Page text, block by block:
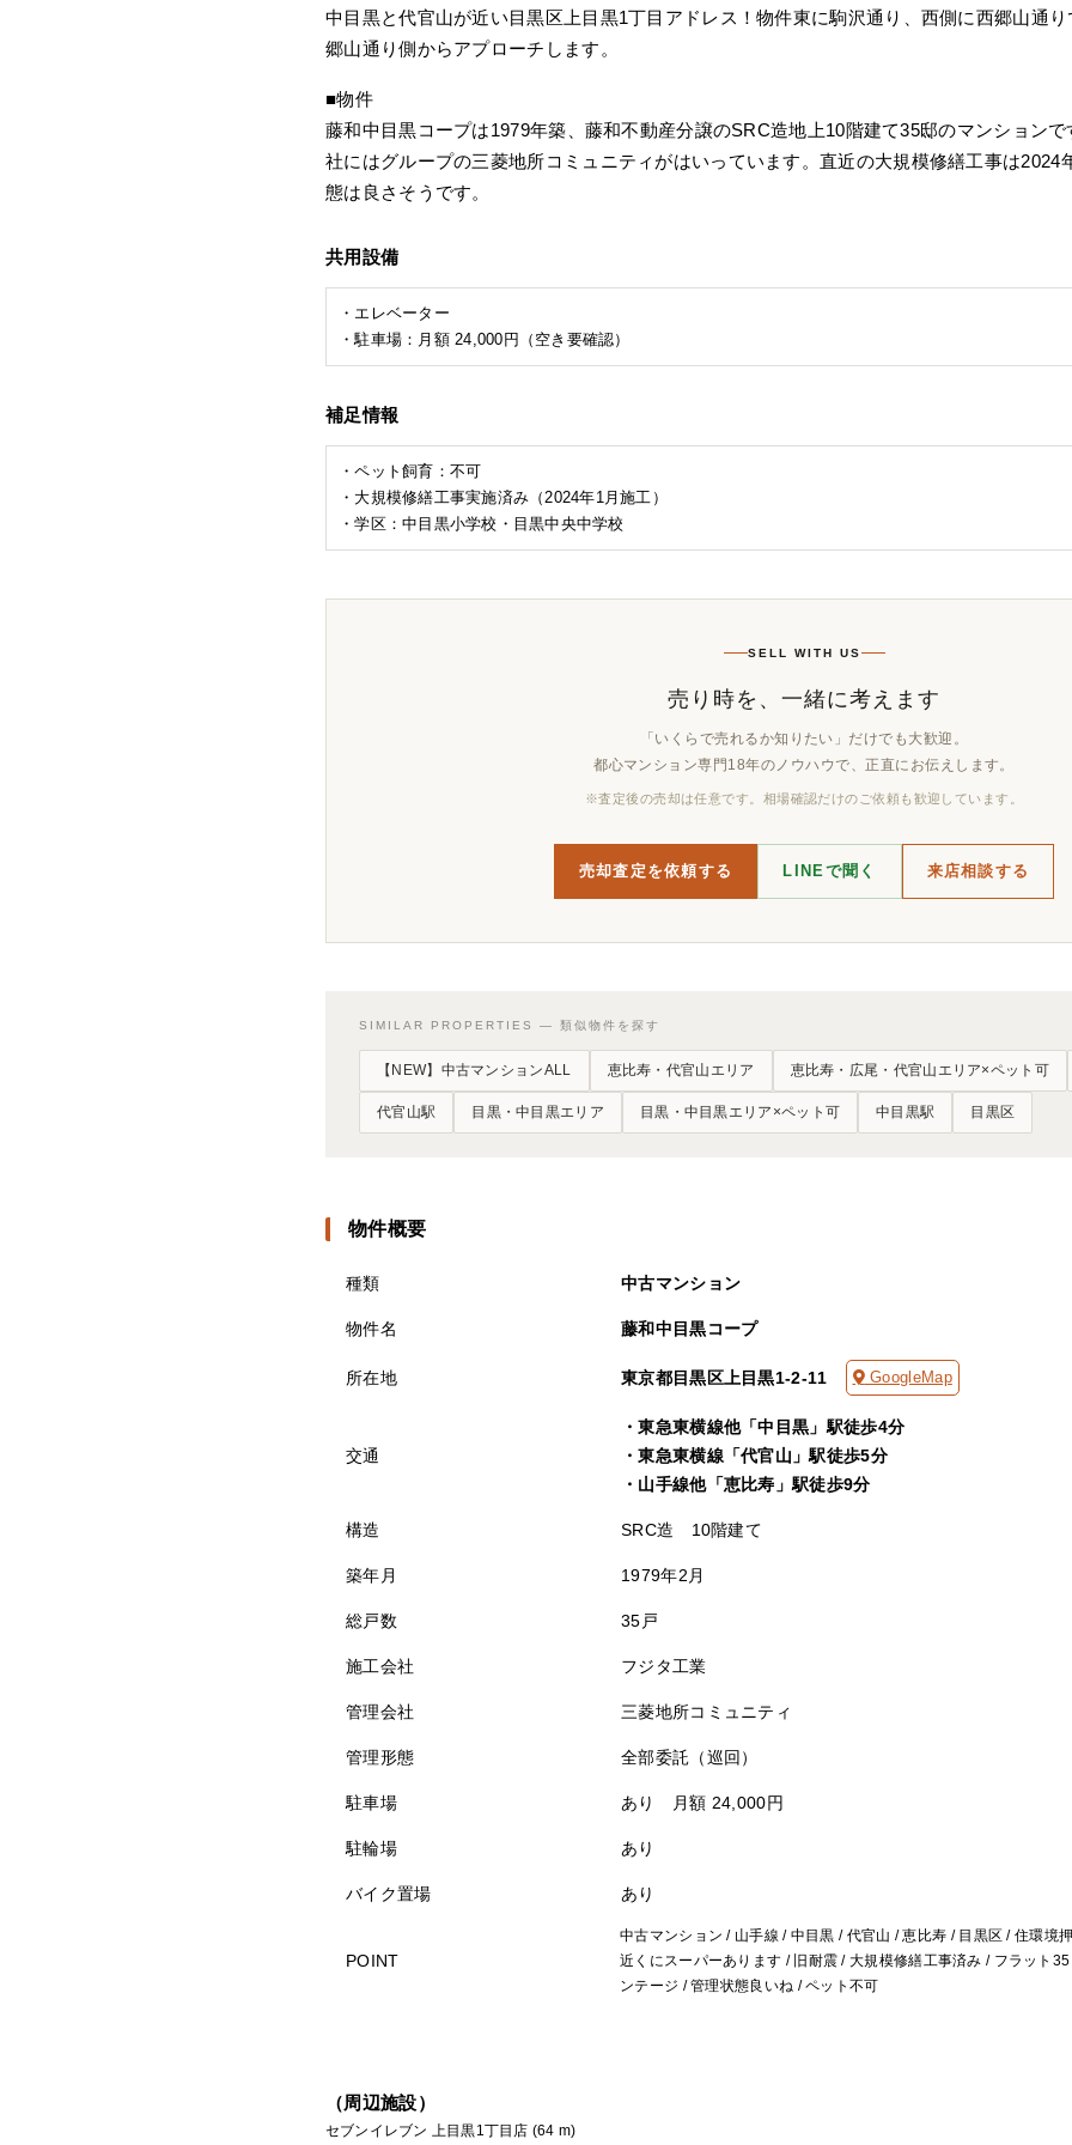
中目黒と代官山が近い目黒区上目黒1丁目アドレス！物件東に駒沢通り、西側に西郷山通
郷山通り側からアプローチします。
■物件
藤和中目黒コープは1979年築、藤和不動産分譲のSRC造地上10階建て35邸のマンション
社にはグループの三菱地所コミュニティがはいっています。直近の大規模修繕工事は2024
態は良さそうです。
共用設備
・エレベーター
・駐車場：月額 24,000円（空き要確認）
補足情報
・ペット飼育：不可
・大規模修繕工事実施済み（2024年1月施工）
・学区：中目黒小学校・目黒中央中学校
SELL WITH US
売り時を、一緒に考えます
「いくらで売れるか知りたい」だけでも大歓迎。
都心マンション専門18年のノウハウで、正直にお伝えします。
※査定後の売却は任意です。相場確認だけのご依頼も歓迎しています。
売却査定を依頼する LINEで聞く 来店相談する
SIMILAR PROPERTIES — 類似物件を探す
【NEW】中古マンションALL 恵比寿・代官山エリア 恵比寿・広尾・代官山エリア×ペット可
代官山駅 目黒・中目黒エリア 目黒・中目黒エリア×ペット可 中目黒駅 目黒区
物件概要
種類 中古マンション
物件名 藤和中目黒コープ
所在地 東京都目黒区上目黒1-2-11 GoogleMap
交通
・東急東横線他「中目黒」駅徒歩4分
・東急東横線「代官山」駅徒歩5分
・山手線他「恵比寿」駅徒歩9分
構造 SRC造 10階建て
築年月 1979年2月
総戸数 35戸
施工会社 フジタ工業
管理会社 三菱地所コミュニティ
管理形態 全部委託（巡回）
駐車場 あり 月額 24,000円
駐輪場 あり
バイク置場 あり
POINT
中古マンション / 山手線 / 中目黒 / 代官山 / 恵比寿 / 目黒区 / 住環境
近くにスーパーあります / 旧耐震 / 大規模修繕工事済み / フラット
ンテージ / 管理状態良いね / ペット不可
（周辺施設）
セブンイレブン 上目黒1丁目店 (64 m)